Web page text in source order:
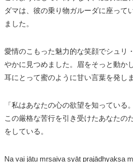
ダマは、彼の乗り物ガルーダに座って
ました。
愛情のこもった魅力的な笑顔でシュリ
やかに見つめました。眉をそっと動か
耳にとって蜜のように甘い言葉を発し
「私はあなたの心の欲望を知っている
この厳格な苦行を引き受けたあなたの
をしている。
Na vai jātu mṛṣaiva syāt prajādhyakṣa